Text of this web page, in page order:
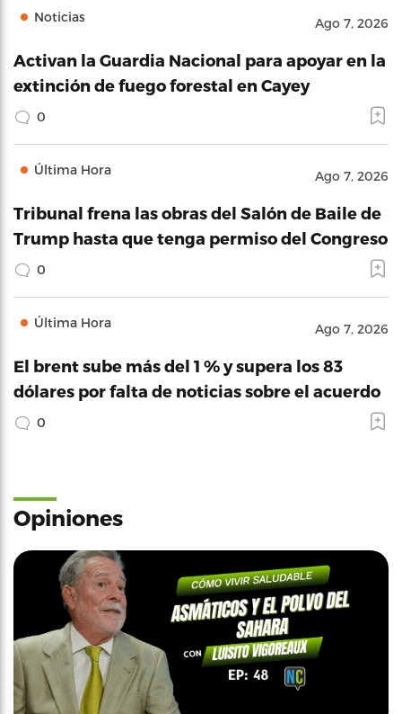
Noticias Ago 7, 2026
Activan la Guardia Nacional para apoyar en la
extinción de fuego forestal en Cayey
0
Última Hora Ago 7, 2026
Tribunal frena las obras del Salón de Baile de
Trump hasta que tenga permiso del Congreso
0
Última Hora Ago 7, 2026
El brent sube más del 1 % y supera los 83
dólares por falta de noticias sobre el acuerdo
0
Opiniones